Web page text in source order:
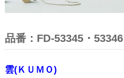
品番：FD-53345・53346
雲(ＫＵＭＯ)